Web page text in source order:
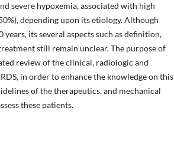
severe hypoxemia, associated with high
depending upon its etiology. Although
years, its several aspects such as definition,
still remain unclear. The purpose of
review of the clinical, radiologic and
in order to enhance the knowledge on this
of the therapeutics, and mechanical
these patients.